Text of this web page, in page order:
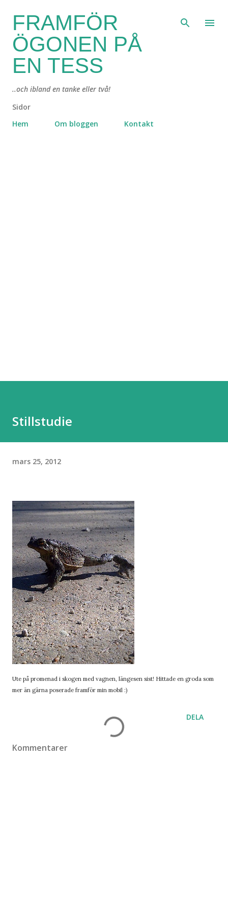
Fortsätt till huvudinnehåll
FRAMFÖR
ÖGONEN PÅ
EN TESS
..och ibland en tanke eller två!
Sidor
Hem
Om bloggen Kontakt
Stillstudie
mars 25, 2012
Ute på promenad i skogen med vagnen, längesen sist! Hittade en groda som
mer än gärna poserade framför min mobil :)
DELA
Kommentarer